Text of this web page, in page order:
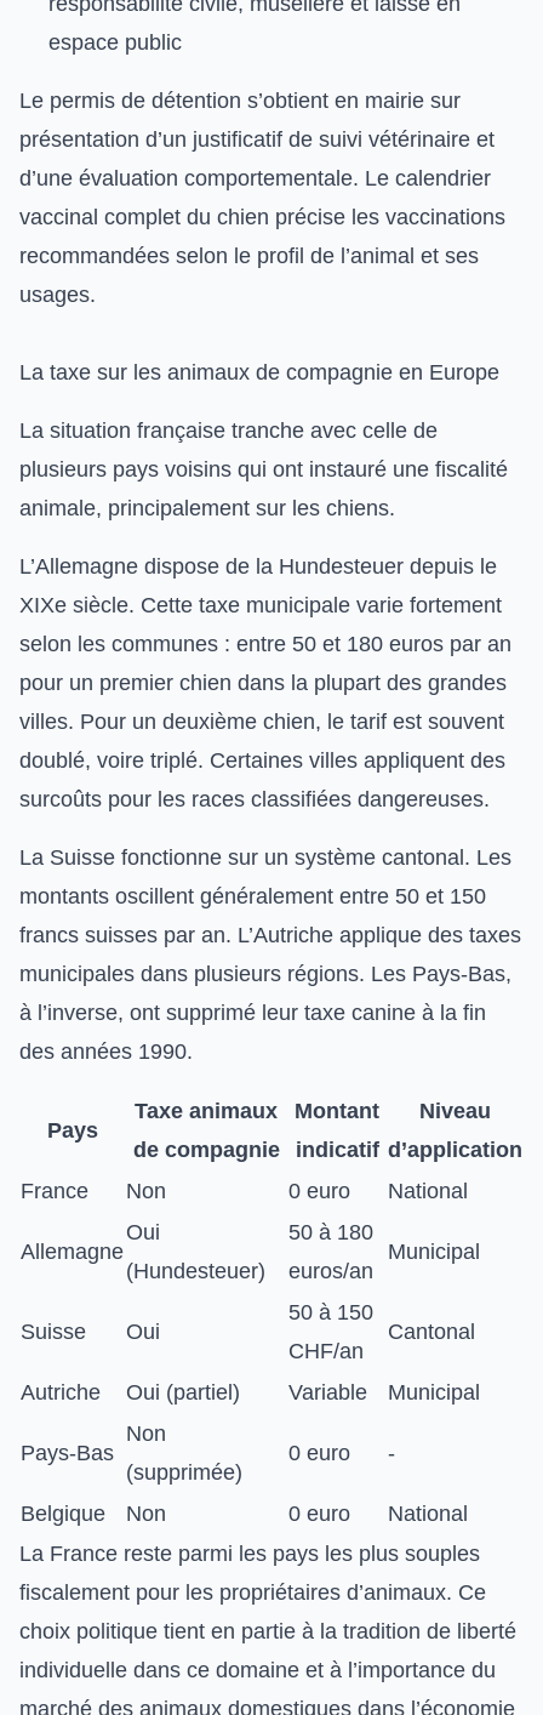
espace public
Le permis de détention s’obtient en mairie sur
présentation d’un justificatif de suivi vétérinaire et
d’une évaluation comportementale. Le calendrier
vaccinal complet du chien précise les vaccinations
recommandées selon le profil de l’animal et ses
usages.
La taxe sur les animaux de compagnie en Europe
La situation française tranche avec celle de
plusieurs pays voisins qui ont instauré une fiscalité
animale, principalement sur les chiens.
L’Allemagne dispose de la Hundesteuer depuis le
XIXe siècle. Cette taxe municipale varie fortement
selon les communes : entre 50 et 180 euros par an
pour un premier chien dans la plupart des grandes
villes. Pour un deuxième chien, le tarif est souvent
doublé, voire triplé. Certaines villes appliquent des
surcoûts pour les races classifiées dangereuses.
La Suisse fonctionne sur un système cantonal. Les
montants oscillent généralement entre 50 et 150
francs suisses par an. L’Autriche applique des taxes
municipales dans plusieurs régions. Les Pays-Bas,
à l’inverse, ont supprimé leur taxe canine à la fin
des années 1990.
Pays
Taxe animaux
de compagnie
Montant
indicatif
Niveau
d’application
France
Non 0 euro National
Allemagne
Oui
(Hundesteuer)
50 à 180
euros/an
Municipal
Suisse Oui
50 à 150
CHF/an
Cantonal
Autriche Oui (partiel) Variable Municipal
Pays-Bas
Non
(supprimée)
0 euro -
Belgique Non 0 euro
National
La France reste parmi les pays les plus souples
fiscalement pour les propriétaires d’animaux. Ce
choix politique tient en partie à la tradition de liberté
individuelle dans ce domaine et à l’importance du
marché des animaux domestiques dans l’économie